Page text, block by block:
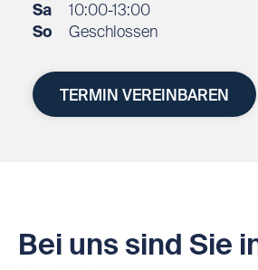
Sa
10:00-13:00
So
Geschlossen
TERMIN VEREINBAREN
Bei uns sind Sie